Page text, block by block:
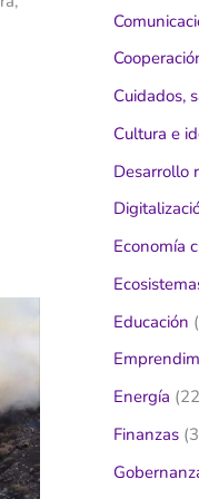
Cuidados,
Cultura e
Desarrollo
Economía
Educación
Energía
Finanzas